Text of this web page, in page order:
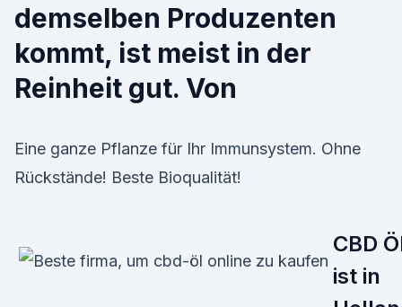
demselben Produzenten
kommt, ist meist in der
Reinheit gut. Von
Eine ganze Pflanze für Ihr Immunsystem. Ohne
Rückstände! Beste Bioqualität!
CBD
ist in